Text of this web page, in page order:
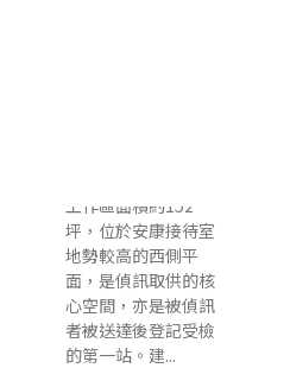
工作區面積約152
坪，位於安康接待室
地勢較高的西側平
面，是偵訊取供的核
心空間，亦是被偵訊
者被送達後登記受檢
的第一站。建...